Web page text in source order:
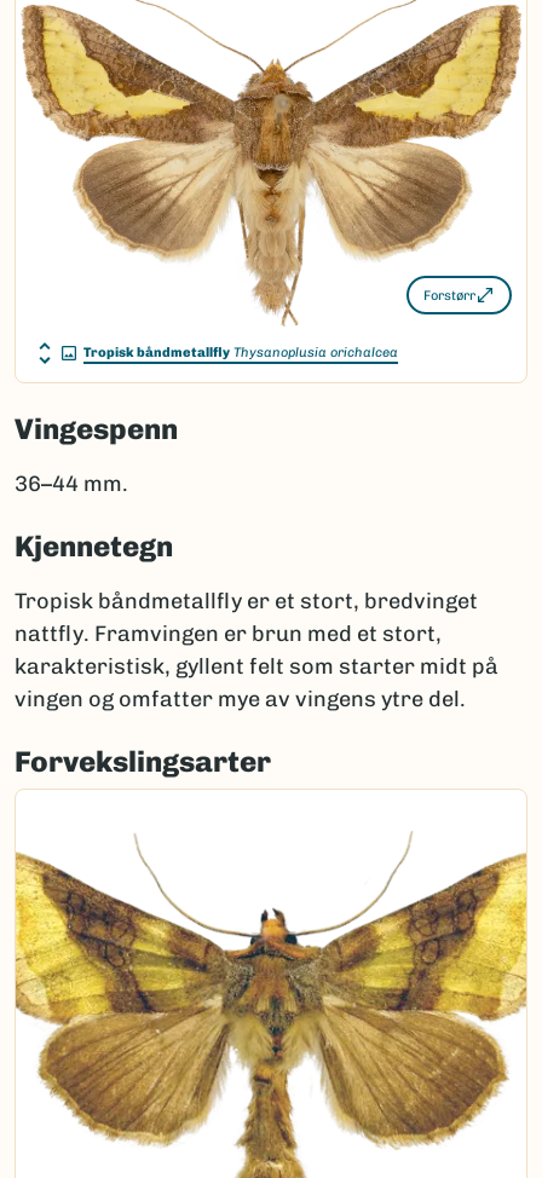
Forstørr
Tropisk båndmetallfly Thysanoplusia orichalcea
Vingespenn
36–44 mm.
Kjennetegn
Tropisk båndmetallfly er et stort, bredvinget
nattfly. Framvingen er brun med et stort,
karakteristisk, gyllent felt som starter midt på
vingen og omfatter mye av vingens ytre del.
Forvekslingsarter